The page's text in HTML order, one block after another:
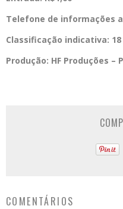
Telefone de informações
Classificação indicativa:
Produção: HF Produções –
COMENTÁRIOS